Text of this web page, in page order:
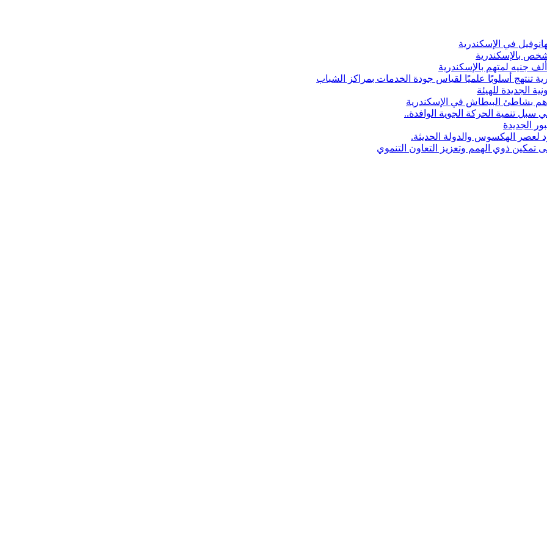
في الإسكندرية
شخص بالإسكندرية
تنتهج أسلوبًا علميًا لقياس جودة الخدمات بمراكز الشباب
الجديدة للهيئة
تنمية الحركة الجوية الوافدة..
الجديدة
لعصر الهكسوس والدولة الحديثة.
تمكين ذوي الهمم وتعزيز التعاون التنموي